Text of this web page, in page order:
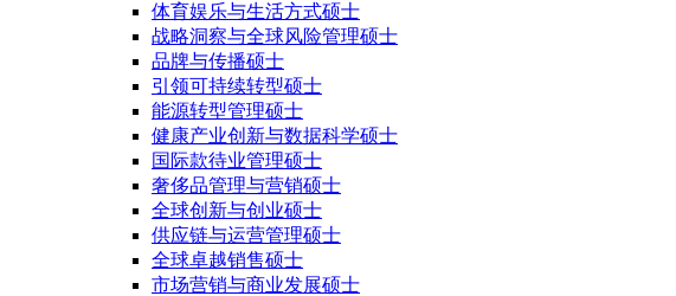
体育娱乐与生活方式硕士
战略洞察与全球风险管理硕士
品牌与传播硕士
引领可持续转型硕士
能源转型管理硕士
健康产业创新与数据科学硕士
国际款待业管理硕士
奢侈品管理与营销硕士
全球创新与创业硕士
供应链与运营管理硕士
全球卓越销售硕士
市场营销与商业发展硕士